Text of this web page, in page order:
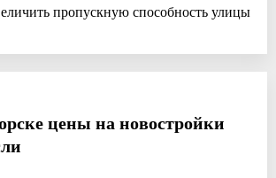
пропускную способность улицы
цены на новостройки